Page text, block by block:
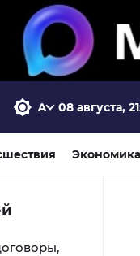
08 августа,
Экономика